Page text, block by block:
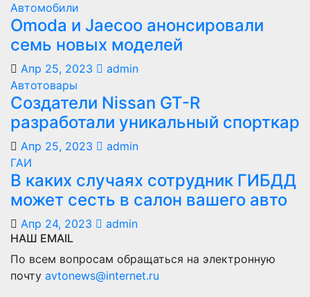
Автомобили
Оmoda и Jaecoo анонсировали
семь новых моделей
Апр 25, 2023
admin
Автотовары
Создатели Nissan GT-R
разработали уникальный спорткар
Апр 25, 2023
admin
ГАИ
В каких случаях сотрудник ГИБДД
может сесть в салон вашего авто
Апр 24, 2023
admin
НАШ EMAIL
По всем вопросам обращаться на электронную
почту avtonews@internet.ru